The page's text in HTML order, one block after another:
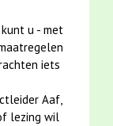
u - met
iets
Aaf,
lezing wil